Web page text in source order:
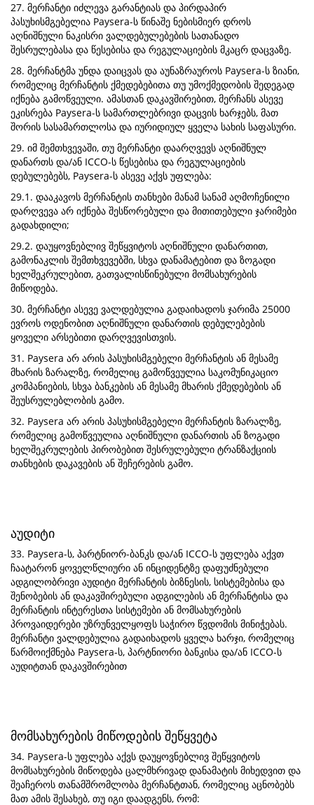
27. მერჩანტი იძლევა გარანტიას და პირდაპირ
პასუხისმგებელია Paysera-ს წინაშე ნებისმიერ დროს
აღნიშნული ნაკისრი ვალდებულებების სათანადო
შესრულებასა და წესებისა და რეგულაციების მკაცრ დაცვაზე.
28. მერჩანტმა უნდა დაიცვას და აუნაზრაუროს Paysera-ს ზიანი,
რომელიც მერჩანტის ქმედებებითა თუ უმოქმედობის შედეგად
იქნება გამოწვეული. ამასთან დაკავშირებით, მერჩანს ასევე
ეკისრება Paysera-ს სამართლებრივი დაცვის ხარჯებს, მათ
შორის სასამართლოსა და იურიდიულ ყველა სახის საფასური.
29. იმ შემთხვევაში, თუ მერჩანტი დაარღვევს აღნიშნულ
დანართს და/ან ICCO-ს წესებისა და რეგულაციების
დებულებებს, Paysera-ს ასევე აქვს უფლება:
29.1. დააკავოს მერჩანტის თანხები მანამ სანამ აღმოჩენილი
დარღვევა არ იქნება შესწორებული და მითითებული ჯარიმები
გადახდილი;
29.2. დაუყოვნებლივ შეწყვიტოს აღნიშნული დანართით,
გამონაკლის შემთხვევებში, სხვა დანამატებით და ზოგადი
ხელშეკრულებით, გათვალისწინებული მომსახურების
მიწოდება.
30. მერჩანტი ასევე ვალდებულია გადაიხადოს ჯარიმა 25000
ევროს ოდენობით აღნიშნული დანართის დებულებების
ყოველი არსებითი დარღვევისთვის.
31. Paysera არ არის პასუხისმგებელი მერჩანტის ან მესამე
მხარის ზარალზე, რომელიც გამოწვეულია საკომუნიკაციო
კომპანიების, სხვა ბანკების ან მესამე მხარის ქმედებების ან
შეუსრულებლობის გამო.
32. Paysera არ არის პასუხისმგებელი მერჩანტის ზარალზე,
რომელიც გამოწვეულია აღნიშნული დანართის ან ზოგადი
ხელშეკრულების პირობებით შესრულებული ტრანზაქციის
თანხების დაკავების ან შეჩერების გამო.
აუდიტი
33. Paysera-ს, პარტნიორ-ბანკს და/ან ICCO-ს უფლება აქვთ
ჩაატარონ ყოველწლიური ან ინციდენტზე დაფუძნებული
ადგილობრივი აუდიტი მერჩანტის ბიზნესის, სისტემებისა და
შენობების ან დაკავშირებული ადგილების ან მერჩანტისა და
მერჩანტის ინტერესთა სისტემები ან მომსახურების
პროვაიდერები უზრუნველყოფს საჭირო წვდომის მინიჭებას.
მერჩანტი ვალდებულია გადაიხადოს ყველა ხარჯი, რომელიც
წარმოიქმნება Paysera-ს, პარტნიორი ბანკისა და/ან ICCO-ს
აუდიტთან დაკავშირებით
მომსახურების მიწოდების შეწყვეტა
34. Paysera-ს უფლება აქვს დაუყოვნებლივ შეწყვიტოს
მომსახურების მიწოდება ცალმხრივად დანამატის მიხედვით და
შეაჩეროს თანამშრომლობა მერჩანტთან, რომელიც აცნობებს
მათ ამის შესახებ, თუ იგი დაადგენს, რომ: